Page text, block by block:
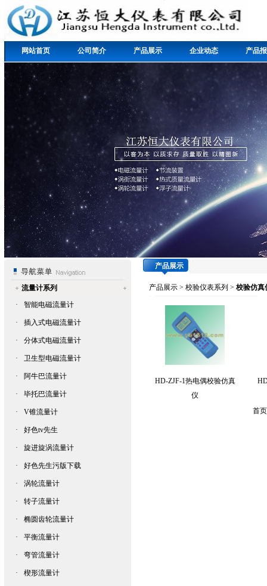
网站首页 公司简介 产品展示 企业动态 产品
流量计系列
·
智能电磁流量计
· 插入式电磁流量计
· 分体式电磁流量计
· 卫生型电磁流量计
· 阿牛巴流量计
· 毕托巴流量计
· V锥流量计
· 好色tv先生
· 旋进旋涡流量计
· 好色先生污版下载
· 涡轮流量计
· 转子流量计
· 椭圆齿轮流量计
· 平衡流量计
· 弯管流量计
· 楔形流量计
产品展示
产品展示> 校验仪表系列 > 校验仿真
HD-ZJF-1热电偶校验仿真
仪
首页